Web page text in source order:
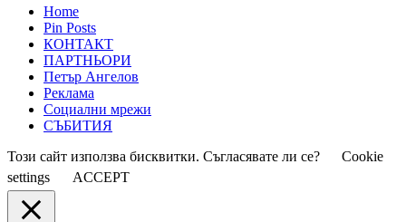
Home
Pin Posts
КОНТАКТ
ПАРТНЬОРИ
Петър Ангелов
Реклама
Социални мрежи
СЪБИТИЯ
Този сайт използва бисквитки. Съгласявате ли се?
Cookie
settings
ACCEPT